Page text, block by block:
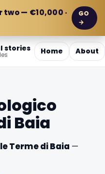
— €10,000 ·
GO
→
stories Home About
Baia
Terme di Baia —